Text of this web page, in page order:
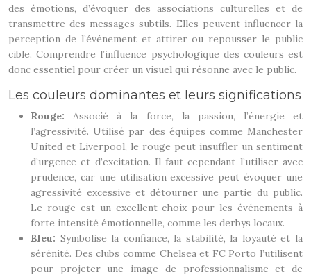
des émotions, d’évoquer des associations culturelles et de
transmettre des messages subtils. Elles peuvent influencer la
perception de l’événement et attirer ou repousser le public
cible. Comprendre l’influence psychologique des couleurs est
donc essentiel pour créer un visuel qui résonne avec le public.
Les couleurs dominantes et leurs significations
Rouge:Associé à la force, la passion, l’énergie et
l’agressivité. Utilisé par des équipes comme Manchester
United et Liverpool, le rouge peut insuffler un sentiment
d’urgence et d’excitation. Il faut cependant l’utiliser avec
prudence, car une utilisation excessive peut évoquer une
agressivité excessive et détourner une partie du public.
Le rouge est un excellent choix pour les événements à
forte intensité émotionnelle, comme les derbys locaux.
Bleu: Symbolise la confiance, la stabilité, la loyauté et la
sérénité. Des clubs comme Chelsea et FC Porto l’utilisent
pour projeter une image de professionnalisme et de